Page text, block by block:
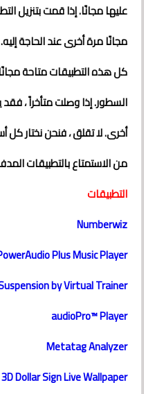
عليها مجانًا. إذا قمت بتنزيل
مجانًا مرة أخرى عند الحاجة إليه.
كل هذه التطبيقات متاحة
السطور. إذا وصلت متأخراً ،
أخرى. لا تقلق ، فنحن نختار
من الاستمتاع بالتطبيقات
التطبيقات
Numberwiz
Plus Music Player
by Virtual Trainer
audioPro™ Player
Metatag Analyzer
3D Dollar Sign Live Wallpaper